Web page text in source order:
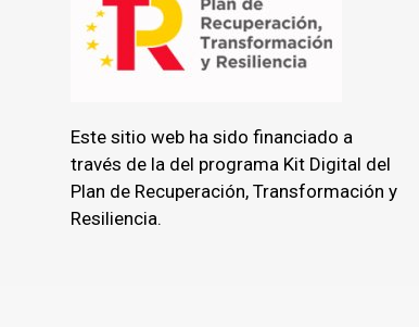
Este sitio web ha sido financiado a
través de la del programa Kit Digital del
Plan de Recuperación, Transformación y
Resiliencia.